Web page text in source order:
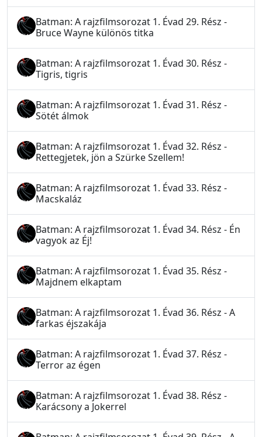
Batman: A rajzfilmsorozat 1. Évad 29. Rész -
Bruce Wayne különös titka
Batman: A rajzfilmsorozat 1. Évad 30. Rész -
Tigris, tigris
Batman: A rajzfilmsorozat 1. Évad 31. Rész -
Sötét álmok
Batman: A rajzfilmsorozat 1. Évad 32. Rész -
Rettegjetek, jön a Szürke Szellem!
Batman: A rajzfilmsorozat 1. Évad 33. Rész -
Macskaláz
Batman: A rajzfilmsorozat 1. Évad 34. Rész - Én
vagyok az Éj!
Batman: A rajzfilmsorozat 1. Évad 35. Rész -
Majdnem elkaptam
Batman: A rajzfilmsorozat 1. Évad 36. Rész - A
farkas éjszakája
Batman: A rajzfilmsorozat 1. Évad 37. Rész -
Terror az égen
Batman: A rajzfilmsorozat 1. Évad 38. Rész -
Karácsony a Jokerrel